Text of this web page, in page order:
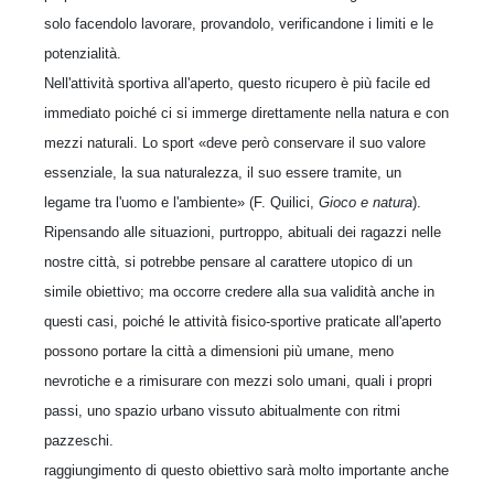
solo facendolo lavorare, provandolo, verificandone i limiti e le
potenzialità.
Nell'attività sportiva all'aperto, questo ricupero è più facile ed
immediato poiché ci si immerge direttamente nella natura e con
mezzi naturali. Lo sport «deve però conservare il suo valore
essenziale, la sua naturalezza, il suo essere tramite, un
legame tra l'uomo e l'ambiente» (F. Quilici, Gioco e natura).
Ripensando alle situazioni, purtroppo, abituali dei ragazzi nelle
nostre città, si potrebbe pensare al carattere utopico di un
simile obiettivo; ma occorre credere alla sua validità anche in
questi casi, poiché le attività fisico-sportive praticate all'aperto
possono portare la città a dimensioni più umane, meno
nevrotiche e a rimisurare con mezzi solo umani, quali i propri
passi, uno spazio urbano vissuto abitualmente con ritmi
pazzeschi.
raggiungimento di questo obiettivo sarà molto importante anche